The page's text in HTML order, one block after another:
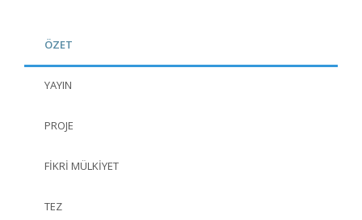
ÖZET
YAYIN
PROJE
FIKRI MÜLKIYET
TEZ